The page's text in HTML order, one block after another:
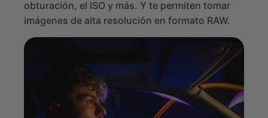
obturación, el ISO y más. Y te permiten tomar
imágenes de alta resolución en formato RAW.